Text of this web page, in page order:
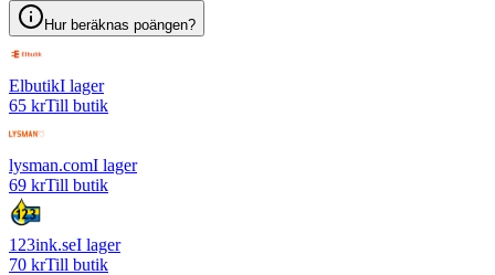
Hur beräknas poängen?
ElbutikI lager
65 krTill butik
lysman.comI lager
69 krTill butik
123ink.seI lager
70 krTill butik